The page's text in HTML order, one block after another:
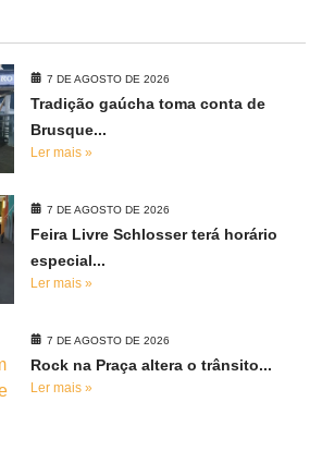
7 DE AGOSTO DE 2026
Tradição gaúcha toma conta de
Brusque...
Ler mais »
7 DE AGOSTO DE 2026
Feira Livre Schlosser terá horário
especial...
Ler mais »
7 DE AGOSTO DE 2026
Rock na Praça altera o trânsito...
Ler mais »